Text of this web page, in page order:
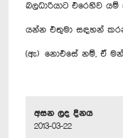
බලධාරියාට එරෙහිව යම්
යන්න එතුමා සඳහන්
(ඇ) නොඑසේ නම්, ඒ
අසන ලද දිනය
2013-03-22